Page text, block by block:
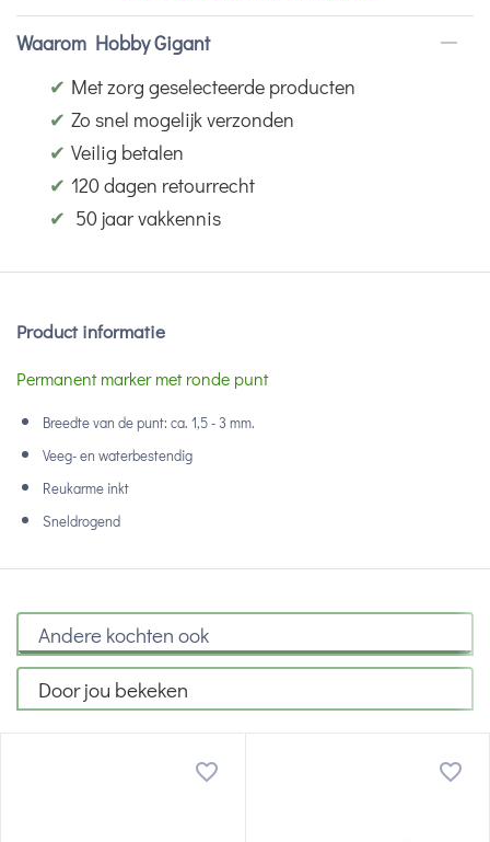
Waarom Hobby Gigant
✔ Met zorg geselecteerde producten
✔ Zo snel mogelijk verzonden
✔ Veilig betalen
✔ 120 dagen retourrecht
✔ 50 jaar vakkennis
Product informatie
Permanent marker met ronde punt
Breedte van de punt: ca. 1,5 - 3 mm.
Veeg- en waterbestendig
Reukarme inkt
Sneldrogend
Andere kochten ook
Door jou bekeken